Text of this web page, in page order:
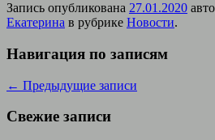
Запись опубликована 27.01.2020
Екатерина в рубрике Новости.
Навигация по записям
← Предыдущие записи
Свежие записи